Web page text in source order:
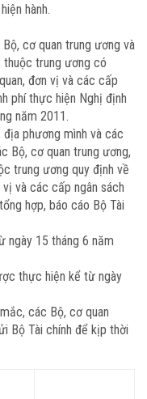
hành.
cơ quan trung ương và
thuộc trung ương có
đơn vị và các cấp
phí thực hiện Nghị định
năm 2011.
phương mình và các
Bộ, cơ quan trung ương,
trung ương quy định về
và các cấp ngân sách
hợp, báo cáo Bộ Tài
ngày 15 tháng 6 năm
thực hiện kể từ ngày
các Bộ, cơ quan
Bộ Tài chính để kịp thời